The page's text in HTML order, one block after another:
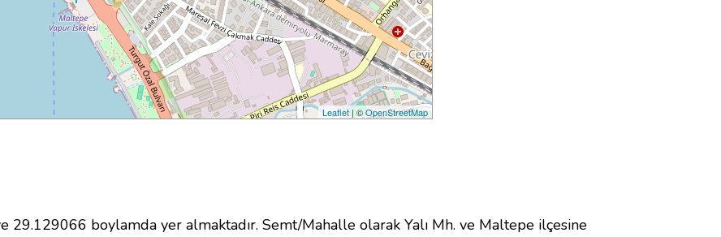
Leaflet | ©OpenStreetMap
boylamda yer almaktadır. Semt/Mahalle olarak Yalı Mh. ve Maltepe ilçesine